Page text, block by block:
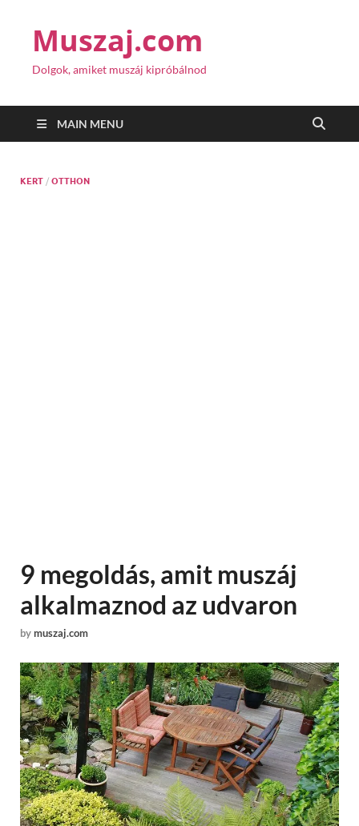
Muszaj.com
Dolgok, amiket muszáj kipróbálnod
MAIN MENU
KERT / OTTHON
9 megoldás, amit muszáj
alkalmaznod az udvaron
bymuszaj.com